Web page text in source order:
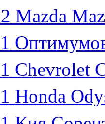
Mazda
Chevrolet
Honda